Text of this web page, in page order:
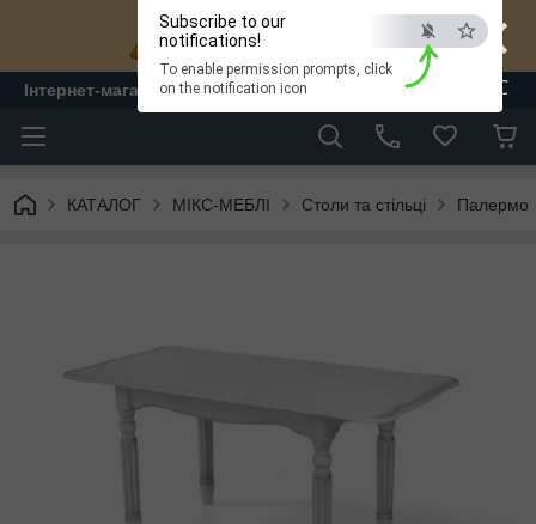
×
ESC
Subscribe to our
notifications!
To enable permission prompts, click
on the notification icon
Інтернет-магазин "ЛАМ" - меблі
КАТАЛОГ МІКС-МЕБЛІ Столи та стільці Палермо